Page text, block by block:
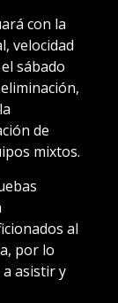
con la
velocidad
sábado
de
mixtos.
al
por lo
asistir y